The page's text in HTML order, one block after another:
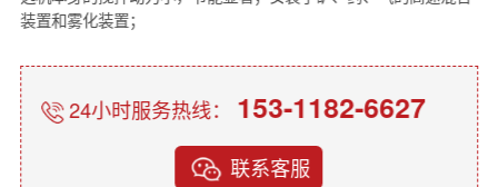
装置和雾化装置；
24小时服务热线： 153-1182-6627
联系客服